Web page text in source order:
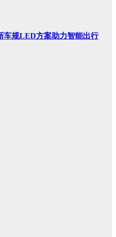
车规LED方案助力智能出行